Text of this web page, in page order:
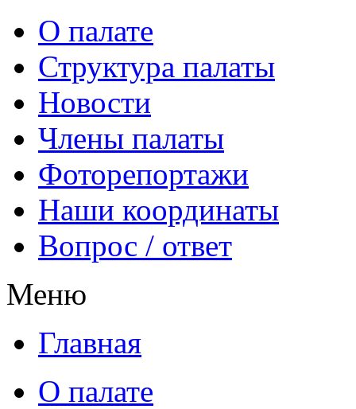
О палате
Структура палаты
Новости
Члены палаты
Фоторепортажи
Наши координаты
Вопрос / ответ
Меню
Главная
О палате